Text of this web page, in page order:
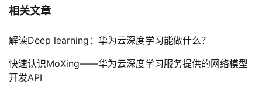
相关文章
解读Deep learning：华为云深度学习能做什么？
快速认识MoXing——华为云深度学习服务提供的网络模型
开发API